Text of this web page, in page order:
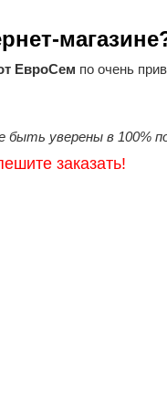
ЕвроСем по очень
уверены в 100%
заказать!